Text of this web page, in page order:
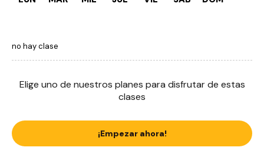
no hay clase
Elige uno de nuestros planes para disfrutar de estas
clases
¡Empezar ahora!